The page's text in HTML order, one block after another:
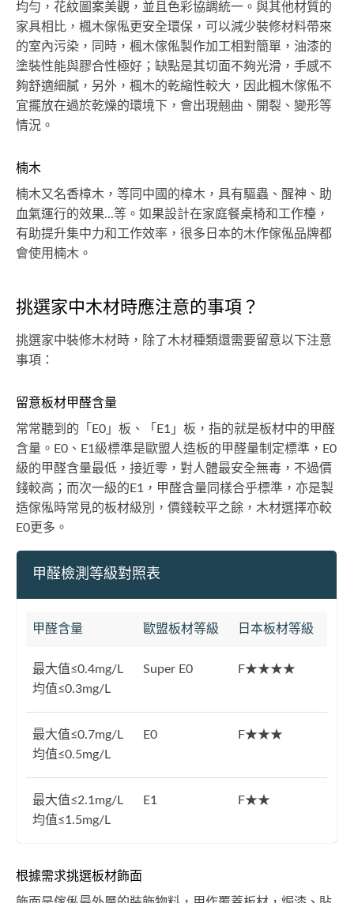
均勻，花紋圖案美觀，並且色彩協調統一。與其他材質的
家具相比，楓木傢俬更安全環保，可以減少裝修材料帶來
的室內污染，同時，楓木傢俬製作加工相對簡單，油漆的
塗裝性能與膠合性極好；缺點是其切面不夠光滑，手感不
夠舒適細膩，另外，楓木的乾縮性較大，因此楓木傢俬不
宜擺放在過於乾燥的環境下，會出現翹曲、開裂、變形等
情況。
楠木
楠木又名香樟木，等同中國的樟木，具有驅蟲、醒神、助
血氣運行的效果...等。如果設計在家庭餐桌椅和工作檯，
有助提升集中力和工作效率，很多日本的木作傢俬品牌都
會使用楠木。
挑選家中木材時應注意的事項？
挑選家中裝修木材時，除了木材種類還需要留意以下注意
事項：
留意板材甲醛含量
常常聽到的「E0」板、「E1」板，指的就是板材中的甲醛
含量。E0、E1級標準是歐盟人造板的甲醛量制定標準，E0
級的甲醛含量最低，接近零，對人體最安全無毒，不過價
錢較高；而次一級的E1，甲醛含量同樣合乎標準，亦是製
造傢俬時常見的板材級別，價錢較平之餘，木材選擇亦較
E0更多。
甲醛檢測等級對照表
甲醛含量 歐盟板材等級 日本板材等級
最大值≤0.4mg/L
均值≤0.3mg/L
Super E0 F★★★★
最大值≤0.7mg/L
均值≤0.5mg/L
E0 F★★★
最大值≤2.1mg/L
均值≤1.5mg/L
E1 F★★
根據需求挑選板材飾面